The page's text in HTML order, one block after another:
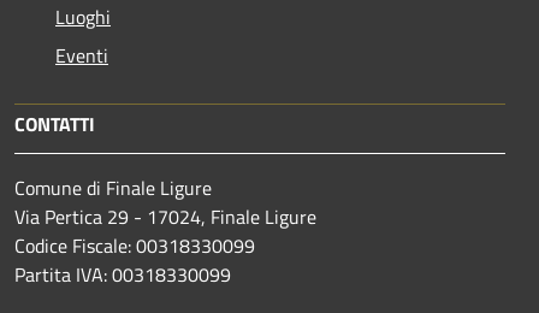
Luoghi
Eventi
CONTATTI
Comune di Finale Ligure
Via Pertica 29 - 17024, Finale Ligure
Codice Fiscale: 00318330099
Partita IVA: 00318330099